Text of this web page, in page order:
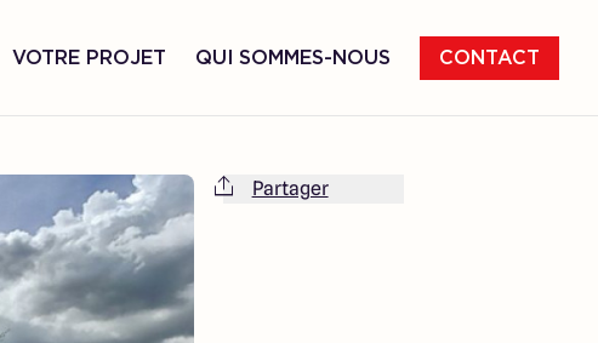
VOTRE PROJET QUI SOMMES-NOUS CONTACT
Partager